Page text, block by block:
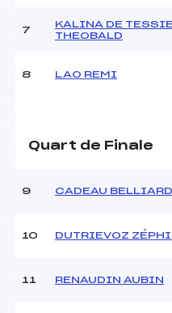
MANCHE 2
Catégorie :
7
KALINA DE
THEOBALD
8 LAO REMI
Quart de Finale
9 CADEAU
10 DUTRIEVOZ
11 RENAUDIN AUBIN